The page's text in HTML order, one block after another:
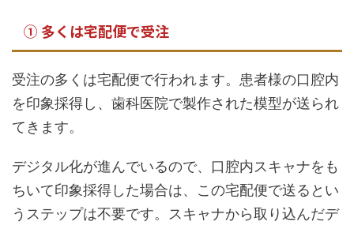
① 多くは宅配便で受注
受注の多くは宅配便で行われます。患者様の口腔内
を印象採得し、歯科医院で製作された模型が送られ
てきます。
デジタル化が進んでいるので、口腔内スキャナをも
ちいて印象採得した場合は、この宅配便で送るとい
うステップは不要です。スキャナから取り込んだデ